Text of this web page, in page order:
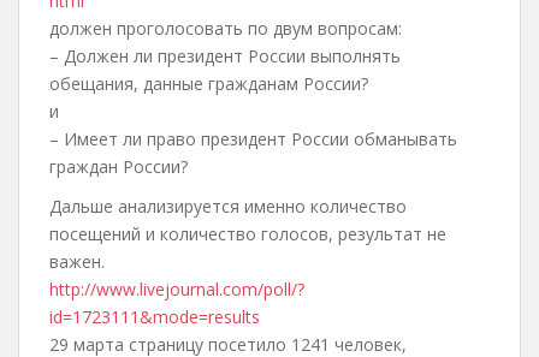
должен проголосовать по двум вопросам:
– Должен ли президент России выполнять
обещания, данные гражданам России?
и
– Имеет ли право президент России обманывать
граждан России?
Дальше анализируется именно количество
посещений и количество голосов, результат не
важен.
http://www.livejournal.com/poll/?
id=1723111&mode=results
29 марта страницу посетило 1241 человек,